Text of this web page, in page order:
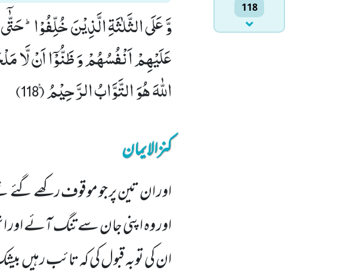
118
وَّ عَلَى الثَّلٰثَةِ الَّذِیْنَ خُلِّفُوْاؕ-
عَلَیْهِمْ اَنْفُسُهُمْ وَ ظَنُّوْۤا اَنْ لَّا
اللّٰهَ هُوَ التَّوَّابُ الرَّحِیْمُ۠ (118)
کنزالایمان
اور ان تین پر جو موقوف رکھے گئے
اور وہ اپنی جان سے تنگ آئے اور
ان کی توبہ قبول کی کہ تائب رہیں